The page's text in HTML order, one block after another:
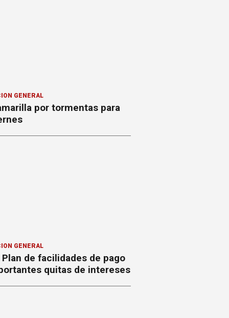
GENERAL
por tormentas para
GENERAL
Plan de facilidades de pago
quitas de intereses